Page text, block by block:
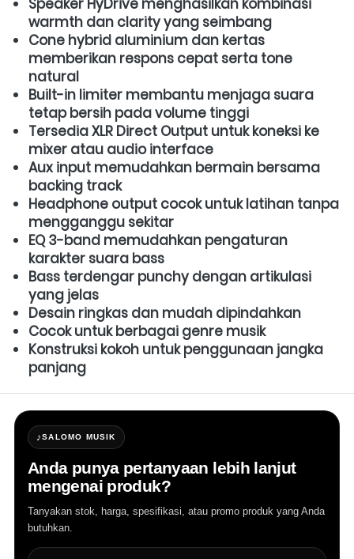
Speaker HyDrive menghasilkan kombinasi
warmth dan clarity yang seimbang
Cone hybrid aluminium dan kertas
memberikan respons cepat serta tone
natural
Built-in limiter membantu menjaga suara
tetap bersih pada volume tinggi
Tersedia XLR Direct Output untuk koneksi ke
mixer atau audio interface
Aux input memudahkan bermain bersama
backing track
Headphone output cocok untuk latihan tanpa
mengganggu sekitar
EQ 3-band memudahkan pengaturan
karakter suara bass
Bass terdengar punchy dengan artikulasi
yang jelas
Desain ringkas dan mudah dipindahkan
Cocok untuk berbagai genre musik
Konstruksi kokoh untuk penggunaan jangka
panjang
♪SALOMO MUSIK
Anda punya pertanyaan lebih lanjut
mengenai produk?
Tanyakan stok, harga, spesifikasi, atau promo produk yang Anda
butuhkan.